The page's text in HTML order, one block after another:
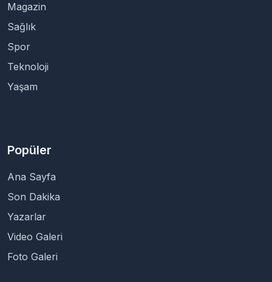
Magazin
Sağlık
Spor
Teknoloji
Yaşam
Popüler
Ana Sayfa
Son Dakika
Yazarlar
Video Galeri
Foto Galeri